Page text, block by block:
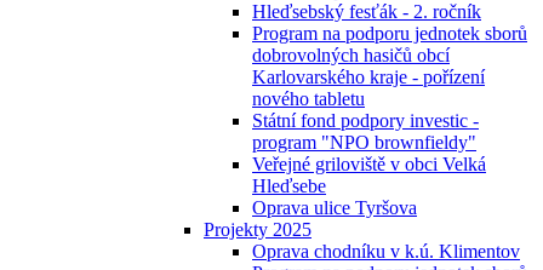
Hleďsebský fesťák - 2. ročník
Program na podporu jednotek sborů
dobrovolných hasičů obcí
Karlovarského kraje - pořízení
nového tabletu
Státní fond podpory investic -
program "NPO brownfieldy"
Veřejné griloviště v obci Velká
Hleďsebe
Oprava ulice Tyršova
Projekty 2025
Oprava chodníku v k.ú. Klimentov